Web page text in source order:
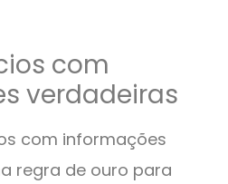
com
verdadeiras
com informações
regra de ouro para